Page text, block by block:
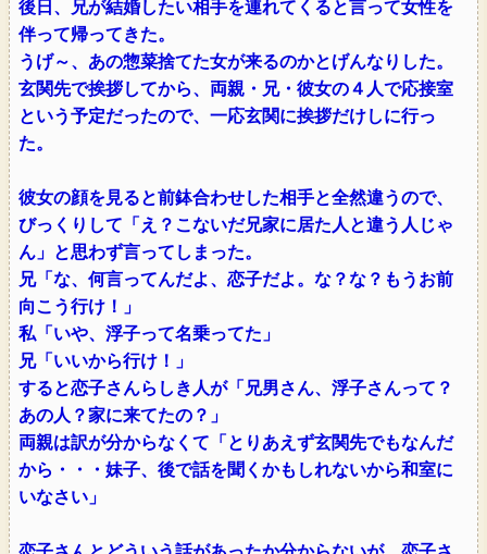
後日、兄が結婚したい相手を連れてくると言って女性を
伴って帰ってきた。
うげ～、あの惣菜捨てた女が来るのかとげんなりした。
玄関先で挨拶してから、両親・兄・彼女の４人で応接室
という予定だったので、一応玄関に挨拶だけしに行っ
た。
彼女の顔を見ると前鉢合わせした相手と全然違うので、
びっくりして「え？こないだ兄家に居た人と違う人じゃ
ん」と思わず言ってしまった。
兄「な、何言ってんだよ、恋子だよ。な？な？もうお前
向こう行け！」
私「いや、浮子って名乗ってた」
兄「いいから行け！」
すると恋子さんらしき人が「兄男さん、浮子さんって？
あの人？家に来てたの？」
両親は訳が分からなくて「とりあえず玄関先でもなんだ
から・・・妹子、後で話を聞くかもしれないから和室に
いなさい」